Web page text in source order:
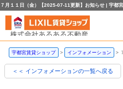
７月１１日（金）【2025-07-11更新】お知らせ | 宇都
宇都宮賃貸ショップ インフォメーション
＜＜ インフォメーションの一覧へ戻る